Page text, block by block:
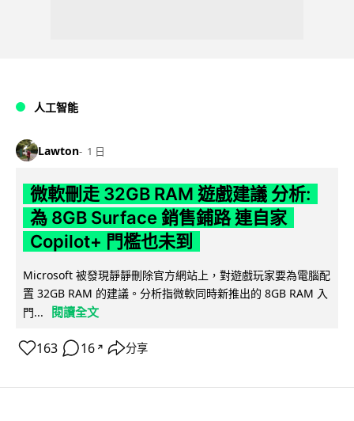
人工智能
Lawton 1 日
微軟刪走 32GB RAM 遊戲建議 分析:
為 8GB Surface 銷售鋪路 連自家
Copilot+ 門檻也未到
Microsoft 被發現靜靜刪除官方網站上，對遊戲玩家要為電腦配
置 32GB RAM 的建議。分析指微軟同時新推出的 8GB RAM 入
門...
閱讀全文
163 16 ↗ 分享